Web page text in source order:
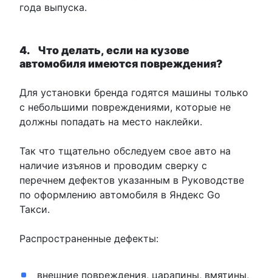
года выпуска.
4. Что делать, если на кузове
автомобиля имеются повреждения?
Для установки бренда годятся машины только
с небольшими повреждениями, которые не
должны попадать на место наклейки.
Так что тщательно обследуем свое авто на
наличие изъянов и проводим сверку с
перечнем дефектов указанным в Руководстве
по оформлению автомобиля в Яндекс Go
Такси.
Распространенные дефекты:
внешние повреждения, царапины, вмятины,